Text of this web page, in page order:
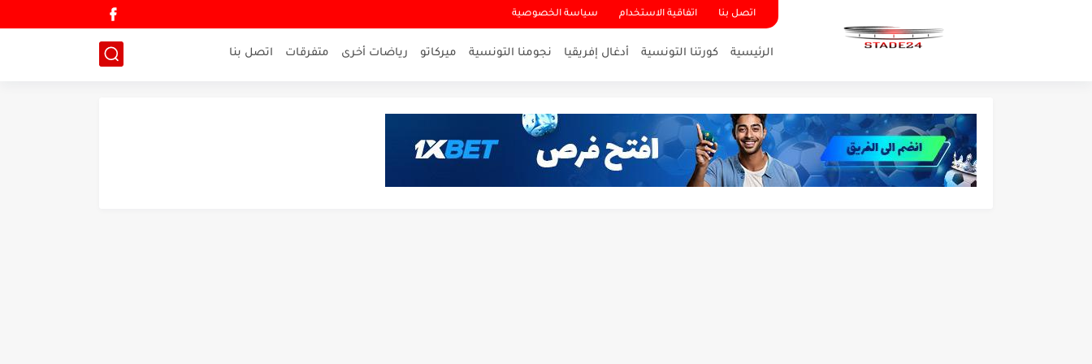
اتصل بنا اتفاقية الاستخدام سياسة الخصوصية
الرئيسية كورتنا التونسية أدغال إفريقيا نجومنا التونسية ميركاتو رياضات أخرى متفرقات اتصل بنا